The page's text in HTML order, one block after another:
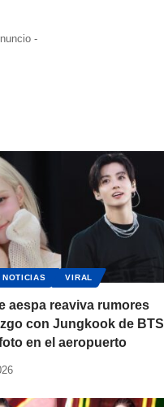
-
NOTICIAS VIRAL
aespa reaviva rumores
con Jungkook de BTS
en el aeropuerto